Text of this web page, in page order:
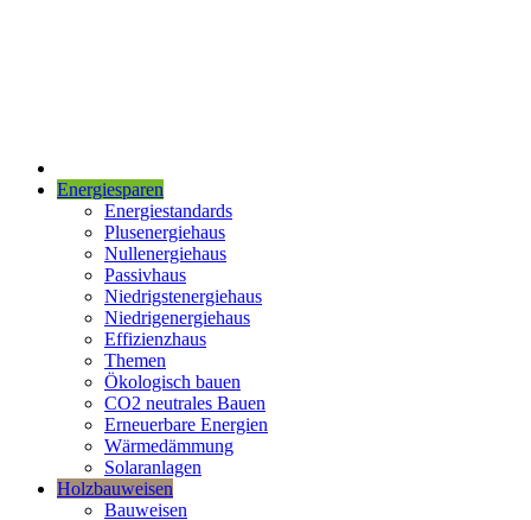
Energiesparen
Energiestandards
Plusenergiehaus
Nullenergiehaus
Passivhaus
Niedrigstenergiehaus
Niedrigenergiehaus
Effizienzhaus
Themen
Ökologisch bauen
CO2 neutrales Bauen
Erneuerbare Energien
Wärmedämmung
Solaranlagen
Holzbauweisen
Bauweisen